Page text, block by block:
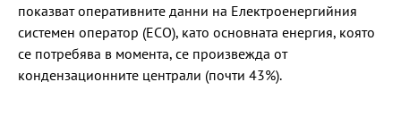
показват оперативните данни на Електроенергийния
системен оператор (ЕСО), като основната енергия, която
се потребява в момента, се произвежда от
кондензационните централи (почти 43%).